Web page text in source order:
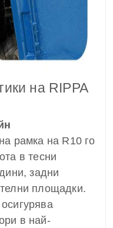
на RIPPA
рамка на R10 го
в тесни
задни
площадки.
в най-